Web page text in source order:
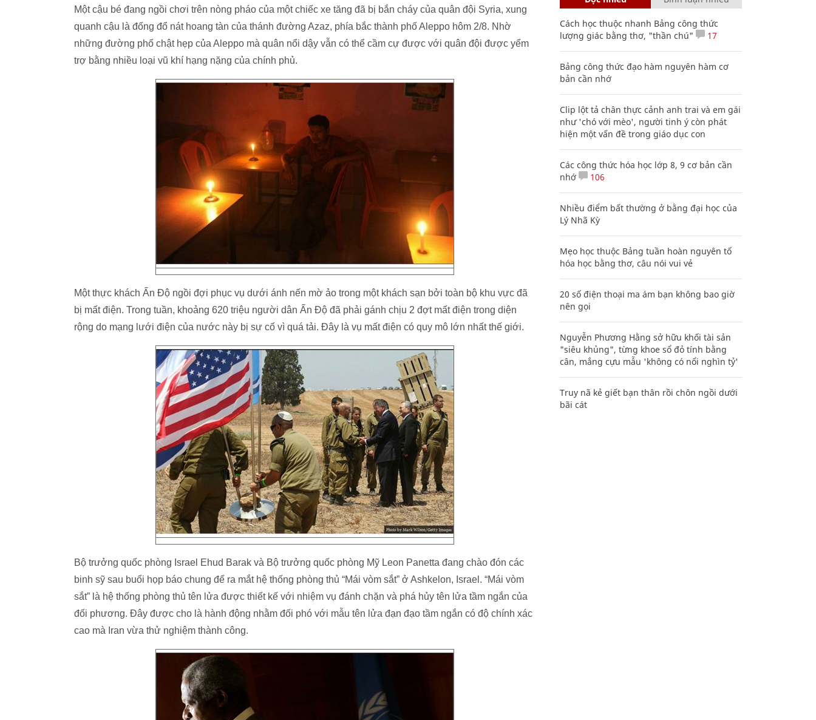
Một cậu bé đang ngồi chơi trên nòng pháo của một chiếc xe tăng đã bị bắn cháy của quân đội Syria, xung
quanh cậu là đống đổ nát hoang tàn của thánh đường Azaz, phía bắc thành phố Aleppo hôm 2/8. Nhờ
những đường phố chật hẹp của Aleppo mà quân nổi dậy vẫn có thể cầm cự được với quân đội được yểm
trợ bằng nhiều loại vũ khí hạng nặng của chính phủ.
Một thực khách Ấn Độ ngồi đợi phục vụ dưới ánh nến mờ ảo trong một khách sạn bởi toàn bộ khu vực đã
bị mất điện. Trong tuần, khoảng 620 triệu người dân Ấn Độ đã phải gánh chịu 2 đợt mất điện trong diện
rộng do mạng lưới điện của nước này bị sự cố vì quá tải. Đây là vụ mất điện có quy mô lớn nhất thế giới.
Bộ trưởng quốc phòng Israel Ehud Barak và Bộ trưởng quốc phòng Mỹ Leon Panetta đang chào đón các
binh sỹ sau buổi họp báo chung để ra mắt hệ thống phòng thủ “Mái vòm sắt” ở Ashkelon, Israel. “Mái vòm
sắt” là hệ thống phòng thủ tên lửa được thiết kế với nhiệm vụ đánh chặn và phá hủy tên lửa tầm ngắn của
đối phương. Đây được cho là hành động nhằm đối phó với mẫu tên lửa đạn đạo tầm ngắn có độ chính xác
cao mà Iran vừa thử nghiệm thành công.
Cách học thuộc nhanh Bảng công thức
lượng giác bằng thơ, "thần chú"
17
Bảng công thức đạo hàm nguyên hàm cơ
bản cần nhớ
Clip lột tả chân thực cảnh anh trai và em gái
như 'chó với mèo', người tinh ý còn phát
hiện một vấn đề trong giáo dục con
Các công thức hóa học lớp 8, 9 cơ bản cần
nhớ
106
Nhiều điểm bất thường ở bằng đại học của
Lý Nhã Kỳ
Mẹo học thuộc Bảng tuần hoàn nguyên tố
hóa học bằng thơ, câu nói vui vẻ
20 số điện thoại ma ám bạn không bao giờ
nên gọi
Nguyễn Phương Hằng sở hữu khối tài sản
"siêu khủng", từng khoe sổ đỏ tính bằng
cân, mắng cựu mẫu 'không có nổi nghìn tỷ'
Truy nã kẻ giết bạn thân rồi chôn ngồi dưới
bãi cát